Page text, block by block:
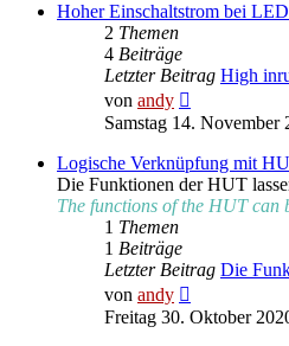
Hoher Einschaltstrom bei
2 Themen
4 Beiträge
Letzter Beitrag High
von andy
Beitrag
Samstag 14. November
Logische Verknüpfung mit
Die Funktionen der HUT
The functions of the HUT can
1 Themen
1 Beiträge
Letzter Beitrag Die
von andy
Beitrag
Freitag 30. Oktober